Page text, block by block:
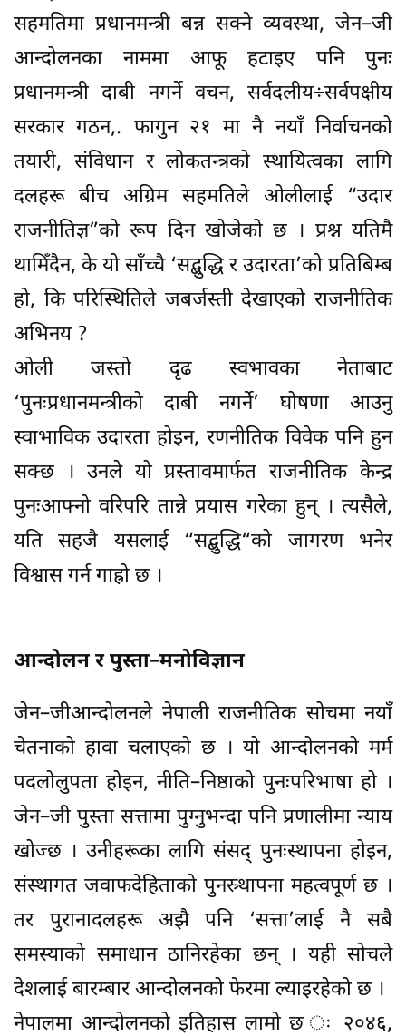
सहमतिमा प्रधानमन्त्री बन्न सक्ने व्यवस्था, जेन–जी
आन्दोलनका नाममा आफू हटाइए पनि पुनः
प्रधानमन्त्री दाबी नगर्ने वचन, सर्वदलीय÷सर्वपक्षीय
सरकार गठन,. फागुन २१ मा नै नयाँ निर्वाचनको
तयारी, संविधान र लोकतन्त्रको स्थायित्वका लागि
दलहरू बीच अग्रिम सहमतिले ओलीलाई “उदार
राजनीतिज्ञ”को रूप दिन खोजेको छ । प्रश्न यतिमै
थामिँदैन, के यो साँच्चै ‘सद्बुद्धि र उदारता’को प्रतिबिम्ब
हो, कि परिस्थितिले जबर्जस्ती देखाएको राजनीतिक
अभिनय ?
ओली जस्तो दृढ स्वभावका नेताबाट
‘पुनःप्रधानमन्त्रीको दाबी नगर्ने’ घोषणा आउनु
स्वाभाविक उदारता होइन, रणनीतिक विवेक पनि हुन
सक्छ । उनले यो प्रस्तावमार्फत राजनीतिक केन्द्र
पुनःआफ्नो वरिपरि तान्ने प्रयास गरेका हुन् । त्यसैले,
यति सहजै यसलाई “सद्बुद्धि“को जागरण भनेर
विश्वास गर्न गाह्रो छ ।
आन्दोलन र पुस्ता–मनोविज्ञान
जेन–जीआन्दोलनले नेपाली राजनीतिक सोचमा नयाँ
चेतनाको हावा चलाएको छ । यो आन्दोलनको मर्म
पदलोलुपता होइन, नीति–निष्ठाको पुनःपरिभाषा हो ।
जेन–जी पुस्ता सत्तामा पुग्नुभन्दा पनि प्रणालीमा न्याय
खोज्छ । उनीहरूका लागि संसद् पुनःस्थापना होइन,
संस्थागत जवाफदेहिताको पुनस्र्थापना महत्वपूर्ण छ ।
तर पुरानादलहरू अझै पनि ‘सत्ता’लाई नै सबै
समस्याको समाधान ठानिरहेका छन् । यही सोचले
देशलाई बारम्बार आन्दोलनको फेरमा ल्याइरहेको छ ।
नेपालमा आन्दोलनको इतिहास लामो छ ः २०४६,